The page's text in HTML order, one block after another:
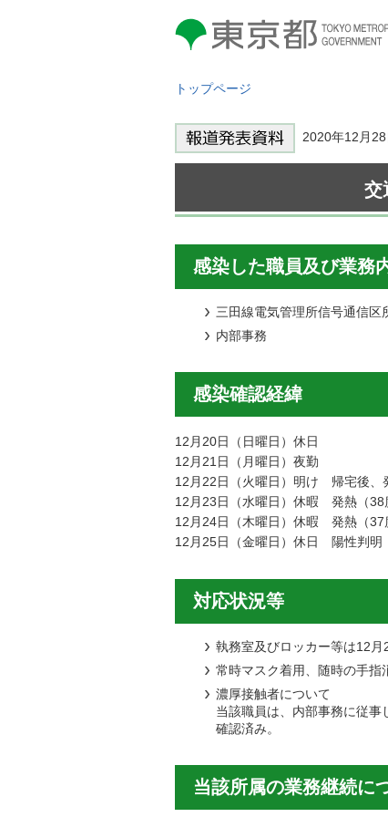
東京都 TOKYO METROPOLITAN
GOVERNMENT
トップページ
2020年12月
交
感染した職員及び業務
三田線電気管理所信号通信
内部事務
感染確認経緯
12月20日（日曜日）休日
12月21日（月曜日）夜勤
12月22日（火曜日）明け 帰宅後、
12月23日（水曜日）休暇 発熱（38
12月24日（木曜日）休暇 発熱（37
12月25日（金曜日）休日 陽性判明
対応状況等
執務室及びロッカー等は12月
常時マスク着用、随時の手指
濃厚接触者について
当該職員は、内部事務に従
確認済み。
当該所属の業務継続に